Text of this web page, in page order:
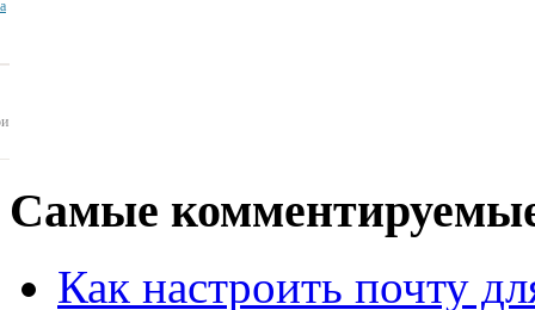
Самые
Как настроить почту